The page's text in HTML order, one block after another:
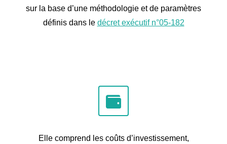
sur la base d’une méthodologie et de paramètres
définis dans le décret exécutif n°05-182
Elle comprend les coûts d’investissement,